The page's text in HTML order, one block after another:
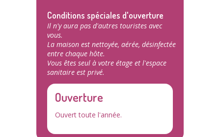
Conditions spéciales d'ouverture
Il n'y aura pas d'autres touristes avec
vous.
La maison est nettoyée, aérée, désinfectée
entre chaque hôte.
Vous êtes seul à votre étage et l'espace
sanitaire est privé.
Ouverture
Ouvert toute l'année.